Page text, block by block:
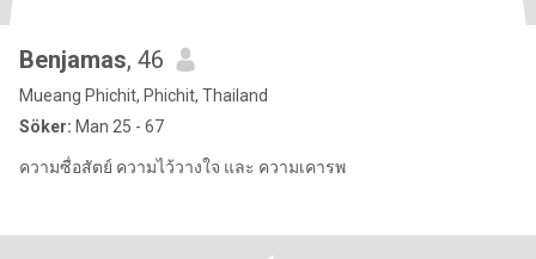
Benjamas, 46
Mueang Phichit, Phichit, Thailand
Söker: Man 25 - 67
ความซื่อสัตย์ ความไว้วางใจ และ ความเคารพ